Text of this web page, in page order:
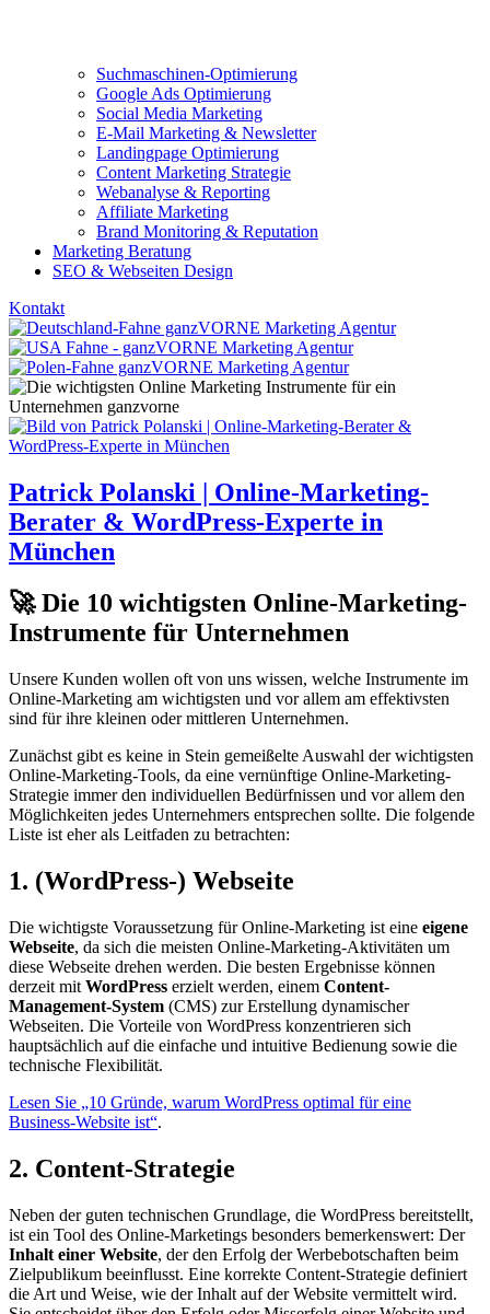
Suchmaschinen-Optimierung
Google Ads Optimierung
Social Media Marketing
E-Mail Marketing & Newsletter
Landingpage Optimierung
Content Marketing Strategie
Webanalyse & Reporting
Affiliate Marketing
Brand Monitoring & Reputation
Marketing Beratung
SEO & Webseiten Design
Kontakt
Patrick Polanski | Online-Marketing-
Berater & WordPress-Experte in
München
🚀 Die 10 wichtigsten Online-Marketing-
Instrumente für Unternehmen
Unsere Kunden wollen oft von uns wissen, welche Instrumente im
Online-Marketing am wichtigsten und vor allem am effektivsten
sind für ihre kleinen oder mittleren Unternehmen.
Zunächst gibt es keine in Stein gemeißelte Auswahl der wichtigsten
Online-Marketing-Tools, da eine vernünftige Online-Marketing-
Strategie immer den individuellen Bedürfnissen und vor allem den
Möglichkeiten jedes Unternehmers entsprechen sollte. Die folgende
Liste ist eher als Leitfaden zu betrachten:
1. (WordPress-) Webseite
Die wichtigste Voraussetzung für Online-Marketing ist eine eigene
Webseite, da sich die meisten Online-Marketing-Aktivitäten um
diese Webseite drehen werden. Die besten Ergebnisse können
derzeit mit WordPress erzielt werden, einem Content-
Management-System (CMS) zur Erstellung dynamischer
Webseiten. Die Vorteile von WordPress konzentrieren sich
hauptsächlich auf die einfache und intuitive Bedienung sowie die
technische Flexibilität.
Lesen Sie „10 Gründe, warum WordPress optimal für eine
Business-Website ist“.
2. Content-Strategie
Neben der guten technischen Grundlage, die WordPress bereitstellt,
ist ein Tool des Online-Marketings besonders bemerkenswert: Der
Inhalt einer Website, der den Erfolg der Werbebotschaften beim
Zielpublikum beeinflusst. Eine korrekte Content-Strategie definiert
die Art und Weise, wie der Inhalt auf der Website vermittelt wird.